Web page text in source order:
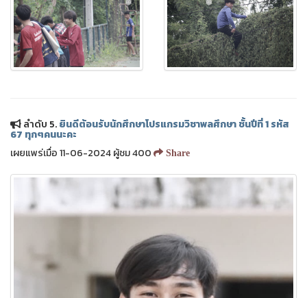
ลำดับ 5.ยินดีต้อนรับนักศึกษาโปรแกรมวิชาพลศึกษา ชั้นปีที่ 1 รหัส
67 ทุกๆคนนะคะ
เผยแพร่เมื่อ 11-06-2024 ผู้ชม 400
Share
❅ ❅